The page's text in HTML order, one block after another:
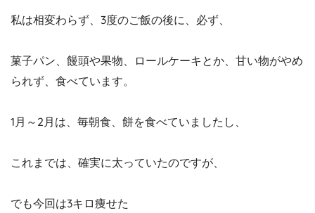
私は相変わらず、3度のご飯の後に、必ず、
菓子パン、饅頭や果物、ロールケーキとか、甘い物がやめ
られず、食べています。
1月～2月は、毎朝食、餅を食べていましたし、
これまでは、確実に太っていたのですが、
でも今回は3キロ痩せた